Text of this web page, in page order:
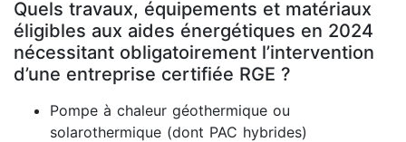
Quels travaux, équipements et matériaux
éligibles aux aides énergétiques en 2024
nécessitant obligatoirement l’intervention
d’une entreprise certifiée RGE ?
Pompe à chaleur géothermique ou
solarothermique (dont PAC hybrides)